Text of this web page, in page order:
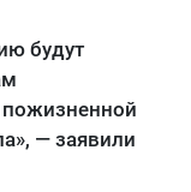
будут
пожизненной
— заявили